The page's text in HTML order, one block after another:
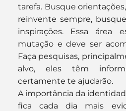
tarefa. Busque
reinvente sempre,
inspirações. Essa área
mutação e deve ser
Faça pesquisas,
alvo, eles têm
certamente te ajudarão.
A importância da
fica cada dia mais